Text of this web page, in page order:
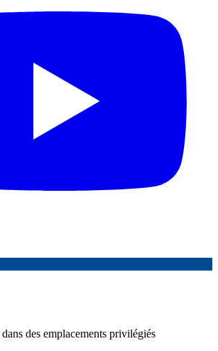
des emplacements privilégiés